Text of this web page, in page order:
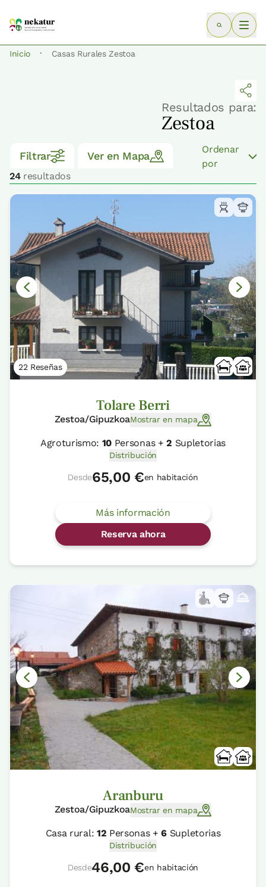
Inicio · Casas Rurales Zestoa
Resultados para:
Zestoa
Filtrar Ver en Mapa
24resultados
Ordenar
por
22 Reseñas
Tolare Berri
Zestoa/GipuzkoaMostrar en mapa
Agroturismo: 10 Personas +2 Supletorias
Distribución
Desde65,00 €en habitación
Más información
Reserva ahora
Aranburu
Zestoa/GipuzkoaMostrar en mapa
Casa rural: 12 Personas +6 Supletorias
Distribución
Desde46,00 €en habitación